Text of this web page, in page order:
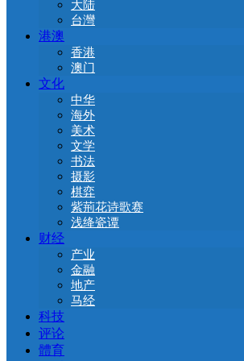
大陆
台灣
港澳
香港
澳门
文化
中华
海外
美术
文学
书法
摄影
棋弈
紫荊花诗歌赛
浅绛瓷谭
财经
产业
金融
地产
马经
科技
评论
體育